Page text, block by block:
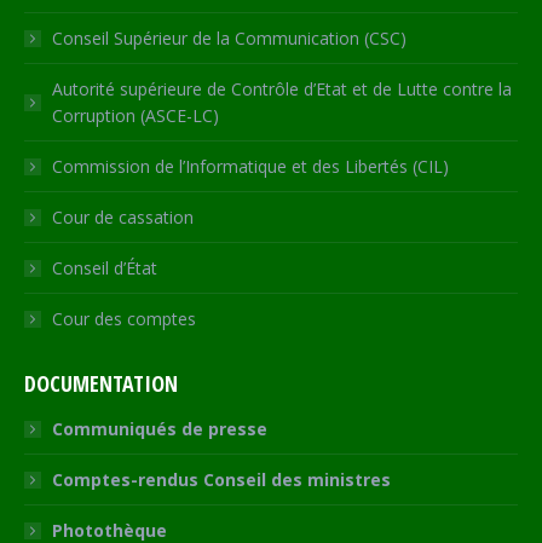
Conseil Supérieur de la Communication (CSC)
Autorité supérieure de Contrôle d’Etat et de Lutte contre la
Corruption (ASCE-LC)
Commission de l’Informatique et des Libertés (CIL)
Cour de cassation
Conseil d’État
Cour des comptes
DOCUMENTATION
Communiqués de presse
Comptes-rendus Conseil des ministres
Photothèque